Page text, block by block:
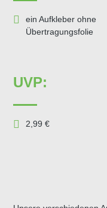
ein Aufkleber ohne
Übertragungsfolie
UVP:
2,99 €